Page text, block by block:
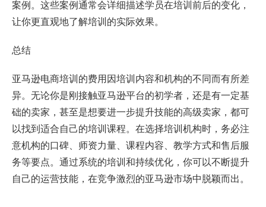
案例。这些案例通常会详细描述学员在培训前后的变化，
让你更直观地了解培训的实际效果。
总结
亚马逊电商培训的费用因培训内容和机构的不同而有所差
异。无论你是刚接触亚马逊平台的初学者，还是有一定基
础的卖家，甚至是想要进一步提升技能的高级卖家，都可
以找到适合自己的培训课程。在选择培训机构时，务必注
意机构的口碑、师资力量、课程内容、教学方式和售后服
务等要点。通过系统的培训和持续优化，你可以不断提升
自己的运营技能，在竞争激烈的亚马逊市场中脱颖而出。